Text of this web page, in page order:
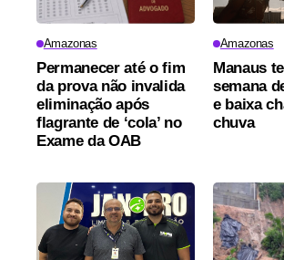
Amazonas
Permanecer até o fim
da prova não invalida
eliminação após
flagrante de ‘cola’ no
Exame da OAB
Amazonas
Manaus
semana
e baixa
chuva